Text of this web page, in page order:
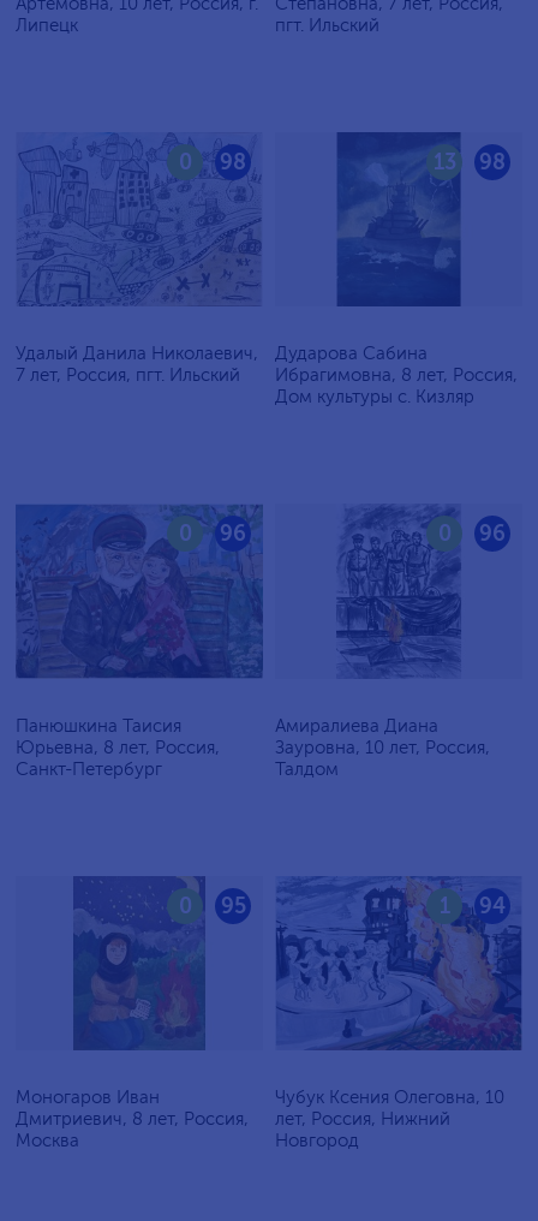
Липецк
пгт. Ильский
98
0
Удалый Данила Николаевич,
7 лет, Россия, пгт. Ильский
98
13
Дударова Сабина
Ибрагимовна, 8 лет, Россия,
Дом культуры с. Кизляр
96
0
Панюшкина Таисия
Юрьевна, 8 лет, Россия,
Санкт-Петербург
96
0
Амиралиева Диана
Зауровна, 10 лет, Россия,
Талдом
95
0
Моногаров Иван
Дмитриевич, 8 лет, Россия,
Москва
94
1
Чубук Ксения Олеговна, 10
лет, Россия, Нижний
Новгород